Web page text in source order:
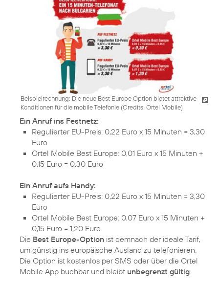
Beispielrechnung: Die neue Best Europe Option bietet attraktive
Konditionen für die mobile Telefonie (Credits: Ortel Mobile)
Ein Anruf ins Festnetz:
Regulierter EU-Preis: 0,22 Euro x 15 Minuten = 3,30
Euro
Ortel Mobile Best Europe: 0,01 Euro x 15 Minuten +
0,15 Euro = 0,30 Euro
Ein Anruf aufs Handy:
Regulierter EU-Preis: 0,22 Euro x 15 Minuten = 3,30
Euro
Ortel Mobile Best Europe: 0,07 Euro x 15 Minuten +
0,15 Euro = 1,20 Euro
Die Best Europe-Option ist demnach der ideale Tarif,
um günstig ins europäische Ausland zu telefonieren.
Die Option ist kostenlos per SMS oder über die Ortel
Mobile App buchbar und bleibt unbegrenzt gültig.